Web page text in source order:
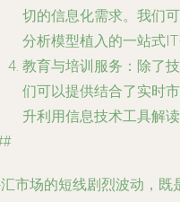
切的信息化需求。我们
分析模型植入的一站式
教育与培训服务 ：除了
们可以提供结合了实时
升利用信息技术工具解
市场的短线剧烈波动，既